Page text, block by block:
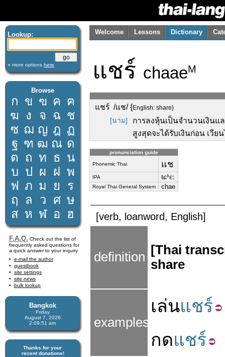
Lookup:
» more options here
Browse
ก ข ฃ ค ฅ
ฆ ง จ ฉ ช
ซ ฌ ญ ฎ ฏ
ฐ ฑ ฒ ณ ด
ต ถ ท ธ น
บ ป ผ ฝ พ
ฟ ภ ม ย
ร
ฤ
ล ว ศ ษ
ส ห ฬ อ ฮ
F.A.Q. Check out the list of
frequently asked questions for
a quick answer to your inquiry
e-mail the author
guestbook
site settings
site news
bulk lookup
Bangkok
Friday
August 7, 2026
2:09:51 am
Thanks for your
recent donations!
Welcome Lessons Dictionary
แชร์ chaaeM
แชร์ /แช/ {English: share}
[นาม]
การลงหุ้นเป็นจำนวนเงินแ
สูงสุดจะได้รับเงินก่อน เวีย
pronunciation guide
Phonemic Thai แช
IPA tɕʰɛː
Royal Thai General System chae
[verb, loanword, English]
definition [Thai
share
examples
เล่นแชร์
กดแชร์